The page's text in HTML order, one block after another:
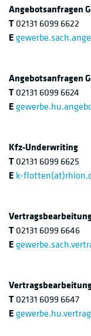
Angebotsanfragen
T02131 6099 6622
E
Angebotsanfragen
T02131 6099 6624
E
Kfz-Underwriting
T02131 6099 6625
E k-
T02131 6099 6646
E
T02131 6099 6647
E